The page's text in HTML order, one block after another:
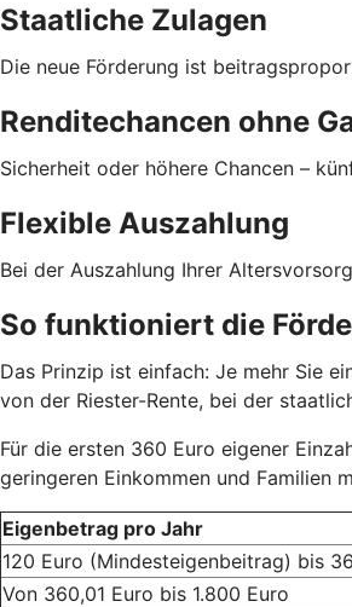
Staatliche Zulagen
Die neue Förderung ist
Renditechancen ohne
Sicherheit oder höhere Chancen –
Flexible Auszahlung
Bei der Auszahlung Ihrer
So funktioniert die
Das Prinzip ist einfach: Je mehr Sie
von der Riester-Rente, bei der
Für die ersten 360 Euro eigener
geringeren Einkommen und Familien
Eigenbetrag pro Jahr
120 Euro (Mindesteigenbeitrag) bis
Von 360,01 Euro bis 1.800 Euro